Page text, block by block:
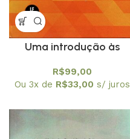
Uma introdução às
Textuniversitários 23
R$99,00
Ou 3x de R$33,00 s/ juros